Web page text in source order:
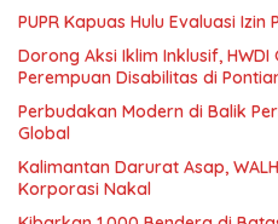
PUPR Kapuas Hulu Evaluasi
Dorong Aksi Iklim Inklusif,
Perempuan Disabilitas di
Perbudakan Modern di Balik
Global
Kalimantan Darurat Asap,
Korporasi Nakal